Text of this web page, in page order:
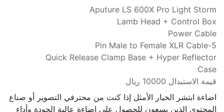
Aputure LS 600X Pro Light Storm
Lamb Head + Control Box
Power Cable
5-Pin Male to Female XLR Cable
Quick Release Clamp Base + Hyper Reflector
Case
قيمة الاستبدال 10000 ريال
اضاءة ابتشر الخيار الأمثل إذا كنت من محترفي التصوير أو صناع
المحتوى الذين يسعون للحصول على إضاءة عالية الجودة وأداء